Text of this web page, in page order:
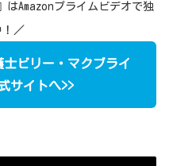
Amazonプライムビデオで独
／
ビリー・マクブライ
サイトへ>>